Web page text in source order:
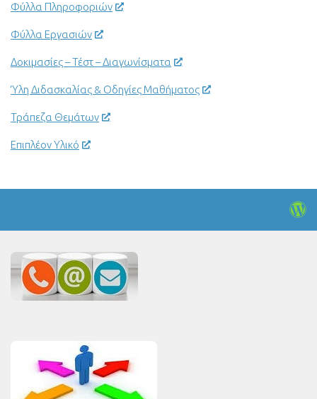
Φύλλα Πληροφοριών
Φύλλα Εργασιών
Δοκιμασίες – Τέστ – Διαγωνίσματα
Ύλη Διδασκαλίας & Οδηγίες Μαθήματος
Τράπεζα Θεμάτων
Επιπλέον Υλικό